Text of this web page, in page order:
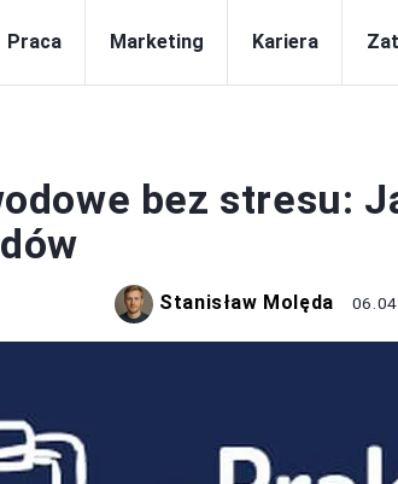
Praca Marketing Kariera
bez stresu:
Stanisław Molęda